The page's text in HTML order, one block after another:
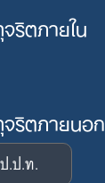
ริตภายใน
ริตภายนอก
ป.ป.ท.